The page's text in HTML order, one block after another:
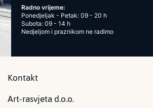
Radno vrijeme:
Ponedjeljak - Petak: 09 - 20 h
Subota: 09 - 14 h
Nedjeljom i praznikom ne radimo
Kontakt
Art-rasvjeta d.o.o.